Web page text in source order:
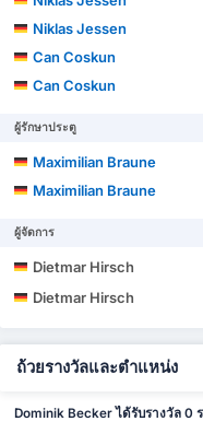
Niklas Jessen
Can Coskun
Can Coskun
ผู้รักษาประตู
Maximilian Braune
Maximilian Braune
ผู้จัดการ
Dietmar Hirsch
Dietmar Hirsch
ถ้วยรางวัลและตำแหน่ง
Dominik Becker ได้รับรางวัล 0